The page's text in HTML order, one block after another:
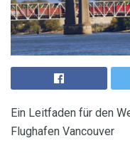
Ein Leitfaden für den
Flughafen Vancouver